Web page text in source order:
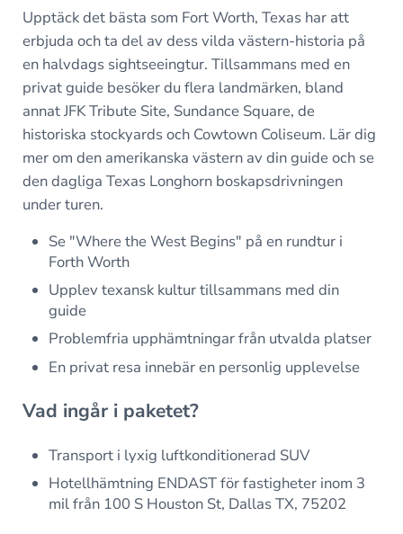
Upptäck det bästa som Fort Worth, Texas har att
erbjuda och ta del av dess vilda västern-historia på
en halvdags sightseeingtur. Tillsammans med en
privat guide besöker du flera landmärken, bland
annat JFK Tribute Site, Sundance Square, de
historiska stockyards och Cowtown Coliseum. Lär dig
mer om den amerikanska västern av din guide och se
den dagliga Texas Longhorn boskapsdrivningen
under turen.
Se "Where the West Begins" på en rundtur i
Forth Worth
Upplev texansk kultur tillsammans med din
guide
Problemfria upphämtningar från utvalda platser
En privat resa innebär en personlig upplevelse
Vad ingår i paketet?
Transport i lyxig luftkonditionerad SUV
Hotellhämtning ENDAST för fastigheter inom 3
mil från 100 S Houston St, Dallas TX, 75202